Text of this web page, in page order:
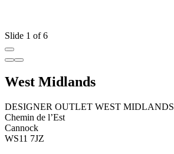
Slide 1 of 6
West Midlands
DESIGNER OUTLET WEST MIDLANDS
Chemin de l’Est
Cannock
WS11 7JZ